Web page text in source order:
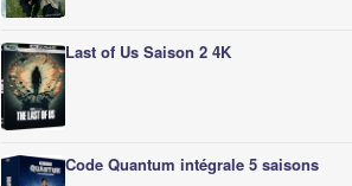
Last of Us Saison 2 4K
Code Quantum intégrale 5 saisons